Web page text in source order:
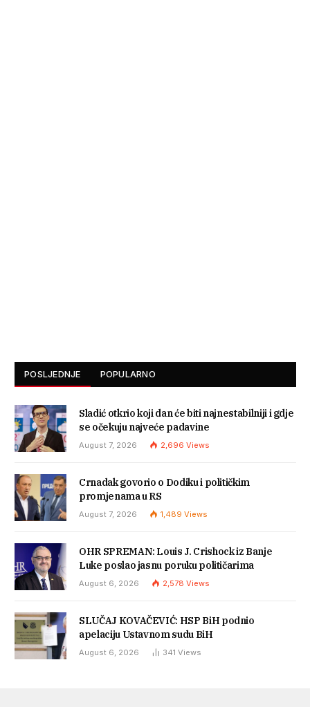
POSLJEDNJE POPULARNO
Sladić otkrio koji dan će biti najnestabilniji i gdje
se očekuju najveće padavine
August 7, 2026 2,696 Views
Crnadak govorio o Dodiku i političkim
promjenama u RS
August 7, 2026 1,489 Views
OHR SPREMAN: Louis J. Crishock iz Banje
Luke poslao jasnu poruku političarima
August 6, 2026 2,578 Views
SLUČAJ KOVAČEVIĆ: HSP BiH podnio
apelaciju Ustavnom sudu BiH
August 6, 2026 341 Views